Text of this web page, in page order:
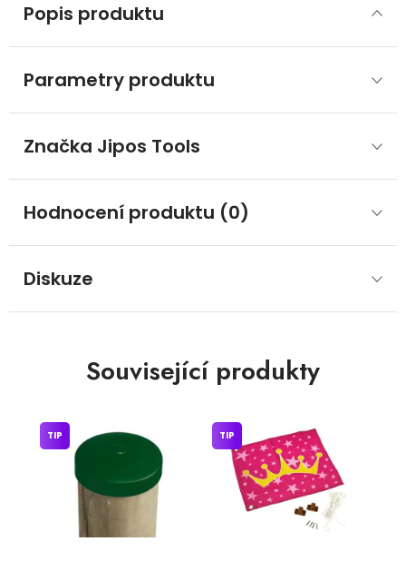
Popis produktu
Parametry produktu
Značka Jipos Tools
Hodnocení produktu (0)
Diskuze
Související produkty
TIP TIP